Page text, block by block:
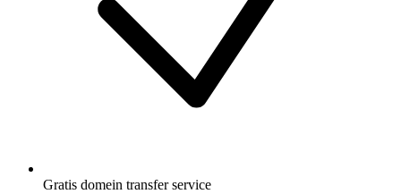
Gratis domein transfer service